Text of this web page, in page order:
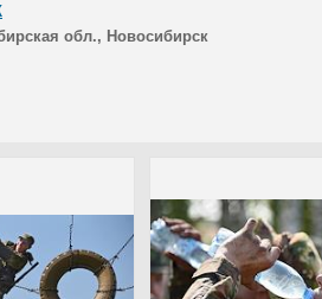
обл., Новосибирск